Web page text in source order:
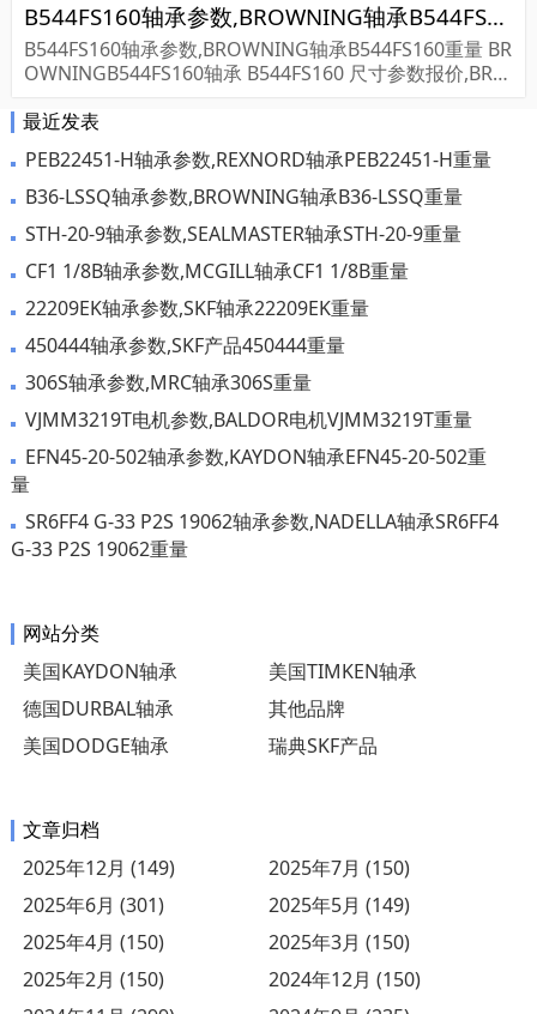
B544FS160轴承参数,BROWNING轴承B544FS160重量
B544FS160轴承参数,BROWNING轴承B544FS160重量 BR
OWNINGB544FS160轴承 B544FS160 尺寸参数报价,BRO
S160...
最近发表
PEB22451-H轴承参数,REXNORD轴承PEB22451-H重量
B36-LSSQ轴承参数,BROWNING轴承B36-LSSQ重量
STH-20-9轴承参数,SEALMASTER轴承STH-20-9重量
CF1 1/8B轴承参数,MCGILL轴承CF1 1/8B重量
22209EK轴承参数,SKF轴承22209EK重量
450444轴承参数,SKF产品450444重量
306S轴承参数,MRC轴承306S重量
VJMM3219T电机参数,BALDOR电机VJMM3219T重量
EFN45-20-502轴承参数,KAYDON轴承EFN45-20-502重
量
SR6FF4 G-33 P2S 19062轴承参数,NADELLA轴承SR6FF4
G-33 P2S 19062重量
网站分类
美国KAYDON轴承
美国TIMKEN轴承
德国DURBAL轴承
其他品牌
美国DODGE轴承
瑞典SKF产品
文章归档
2025年12月 (149)
2025年7月 (150)
2025年6月 (301)
2025年5月 (149)
2025年4月 (150)
2025年3月 (150)
2025年2月 (150)
2024年12月 (150)